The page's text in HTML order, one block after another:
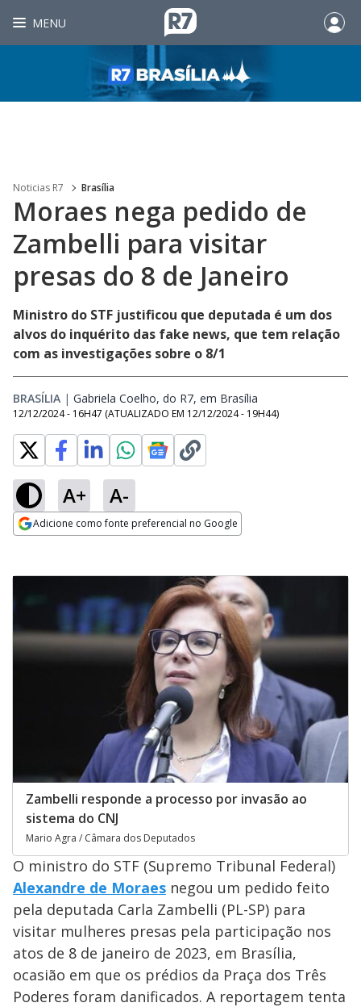
MENU
Noticias R7 Brasília
Moraes nega pedido de
Zambelli para visitar
presas do 8 de Janeiro
Ministro do STF justificou que deputada é um dos
alvos do inquérito das fake news, que tem relação
com as investigações sobre o 8/1
BRASÍLIA | Gabriela Coelho, do R7, em Brasília
12/12/2024 - 16H47 (ATUALIZADO EM 12/12/2024 - 19H44)
A+ A-
Adicione como fonte preferencial no Google
Zambelli responde a processo por invasão ao
sistema do CNJ
Mario Agra / Câmara dos Deputados
O ministro do STF (Supremo Tribunal Federal)
Alexandre de Moraes negou um pedido feito
pela deputada Carla Zambelli (PL-SP) para
visitar mulheres presas pela participação nos
atos de 8 de janeiro de 2023, em Brasília,
ocasião em que os prédios da Praça dos Três
Poderes foram danificados. A reportagem tenta